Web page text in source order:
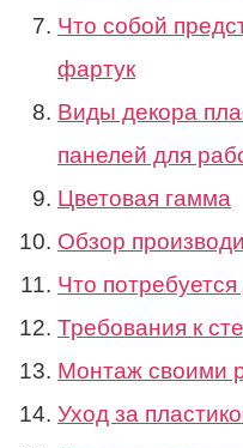
Что собой
фартук
Виды декора
панелей для
Цветовая гамма
Обзор
Что
Требования к
Монтаж своими
Уход за